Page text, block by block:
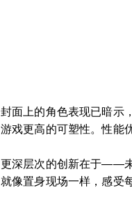
封面上的角色表现已暗示
游戏更高的可塑性。性能
更深层次的创新在于——未
就像置身现场一样，感受